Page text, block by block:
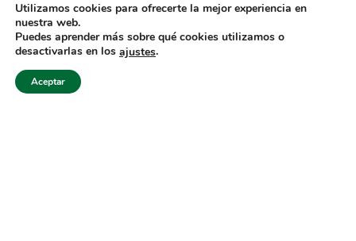
Utilizamos cookies para ofrecerte la mejor experiencia en
nuestra web.
Puedes aprender más sobre qué cookies utilizamos o
desactivarlas en los ajustes.
Aceptar